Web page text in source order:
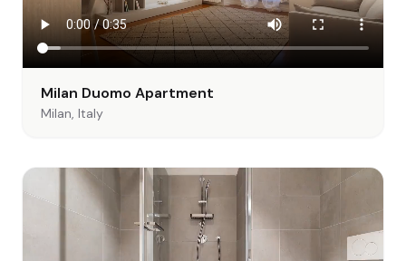
Milan Duomo Apartment
Milan, Italy